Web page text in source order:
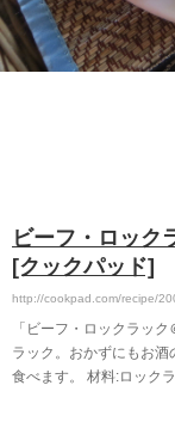
ビーフ・ロック
[クックパッド]
http://cookpad.com/recipe/
「ビーフ・ロックラッ
ラック。おかずにもお
食べます。 材料:ロック